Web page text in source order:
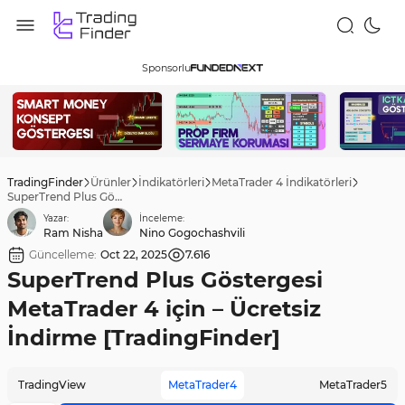
Sponsorlu
TradingFinder Ürünler İndikatörleri MetaTrader 4 İndikatörleri
SuperTrend Plus Göstergesi MetaTrader 4 için – Ücretsiz İndirme [TradingFinder]
Yazar:
Ram Nisha
İnceleme:
Nino Gogochashvili
Güncelleme: Oct 22, 2025 7.616
SuperTrend Plus Göstergesi
MetaTrader 4 için – Ücretsiz
İndirme [TradingFinder]
TradingView MetaTrader4 MetaTrader5